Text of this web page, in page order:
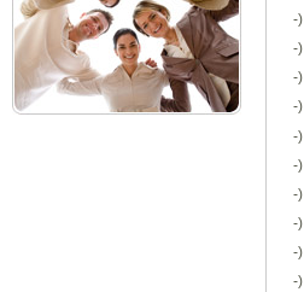
-
-
-
-
-
-
-
-
-
-